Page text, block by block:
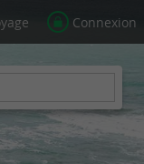
Connexion